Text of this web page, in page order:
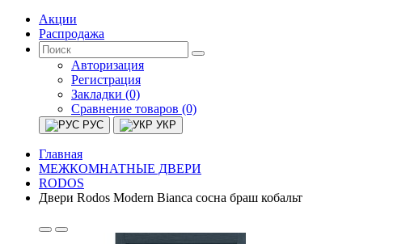
Акции
Распродажа
Авторизация
Регистрация
Закладки (0)
Сравнение товаров (0)
РУС УКР
Главная
МЕЖКОМНАТНЫЕ ДВЕРИ
RODOS
Двери Rodos Modern Bianca сосна браш кобальт